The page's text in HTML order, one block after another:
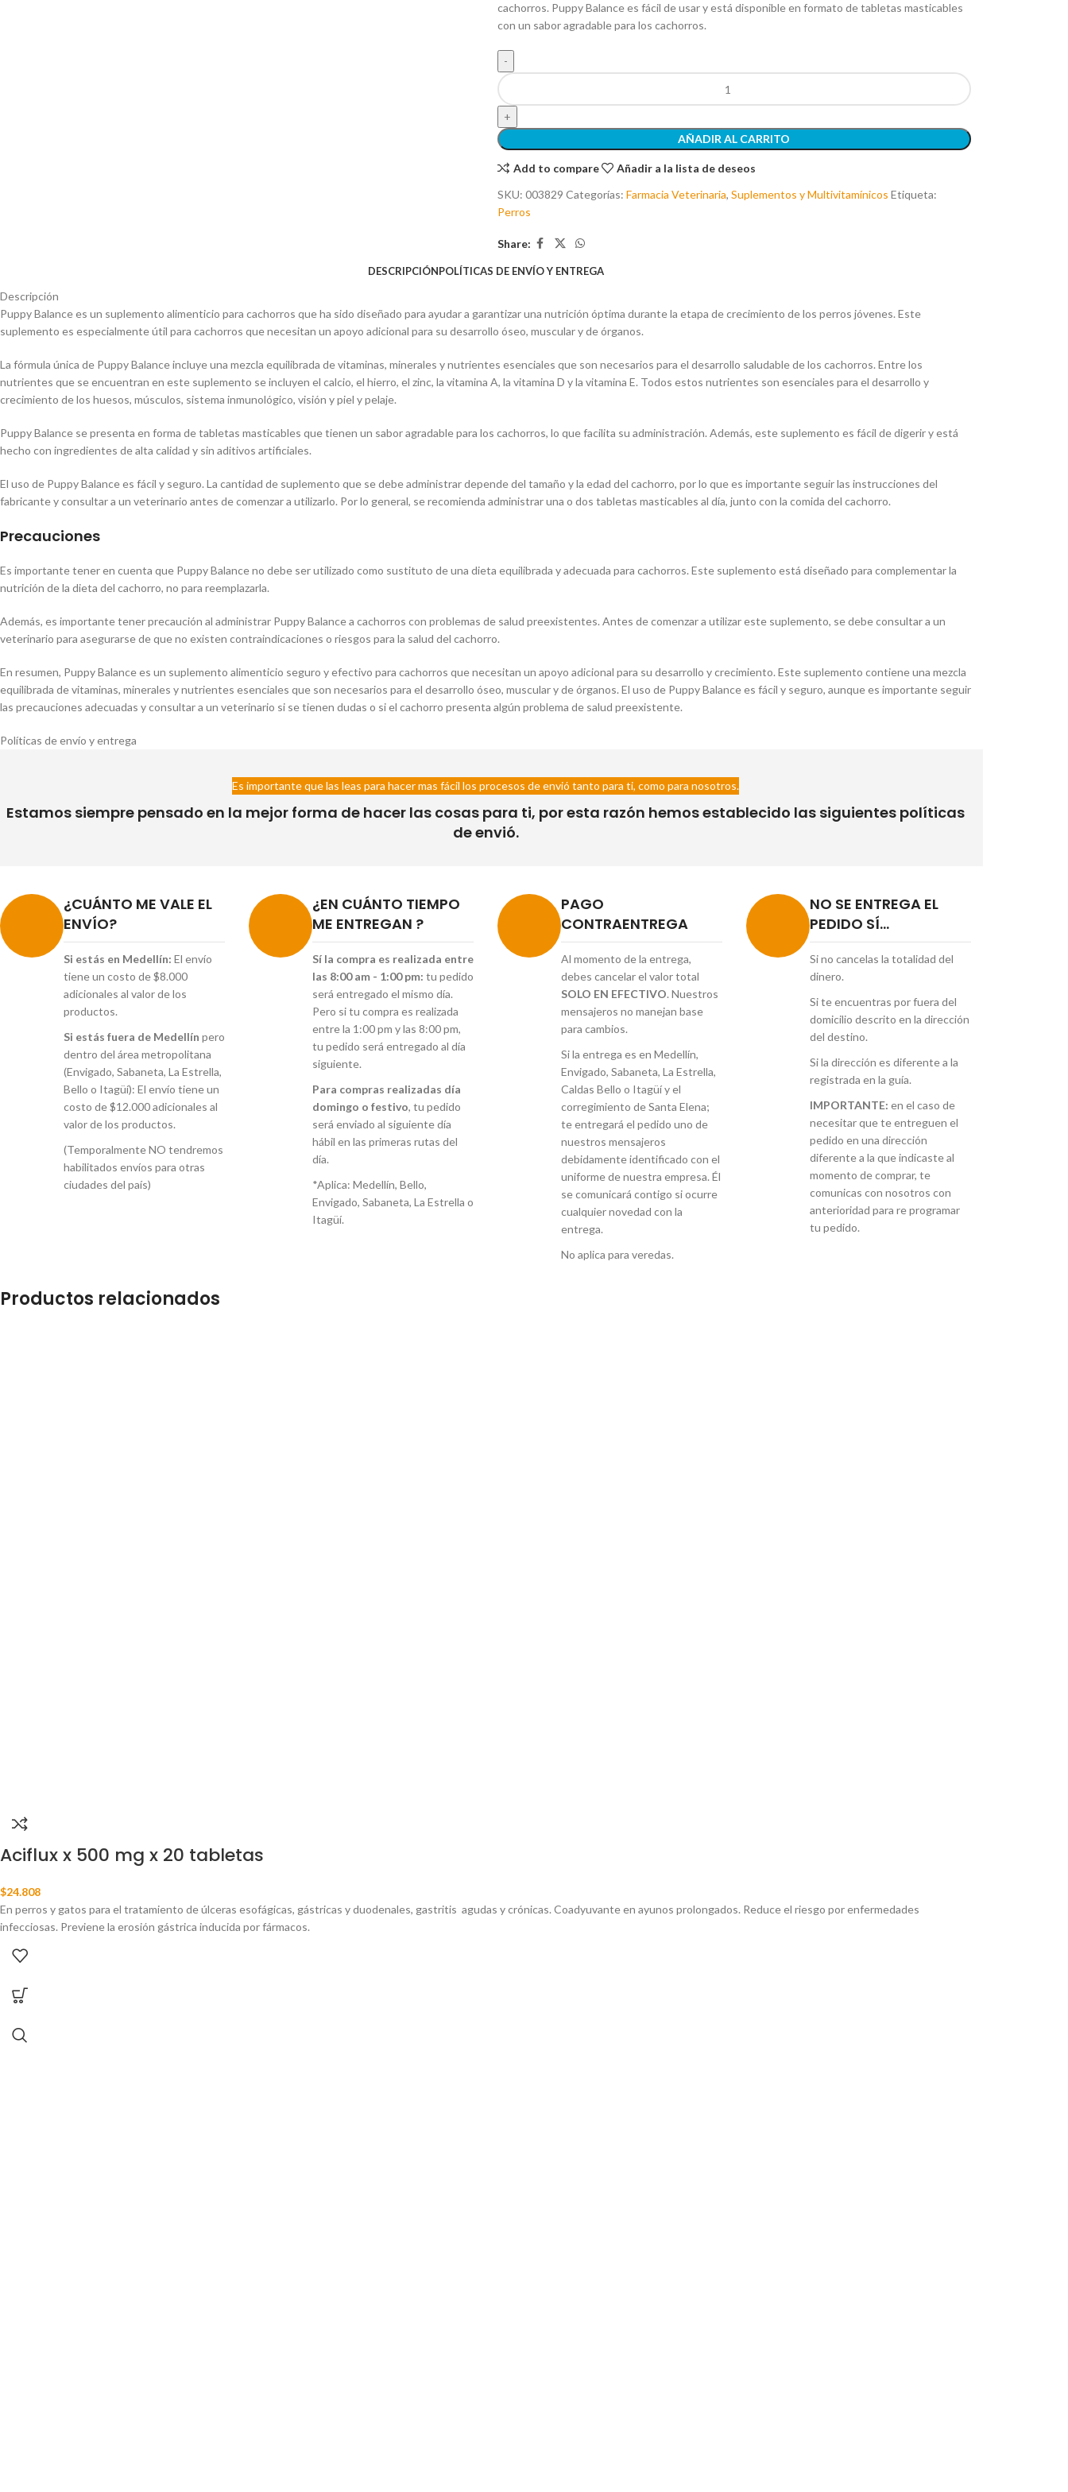
cachorros. Puppy Balance es fácil de usar y está disponible en formato de tabletas masticables
con un sabor agradable para los cachorros.
AÑADIR AL CARRITO
Add to compare
Añadir a la lista de deseos
SKU: 003829 Categorías: Farmacia Veterinaria, Suplementos y Multivitamínicos Etiqueta:
Perros
Share:
DESCRIPCIÓNPOLÍTICAS DE ENVÍO Y ENTREGA
Descripción
Puppy Balance es un suplemento alimenticio para cachorros que ha sido diseñado para ayudar a garantizar una nutrición óptima durante la etapa de crecimiento de los perros jóvenes. Este
suplemento es especialmente útil para cachorros que necesitan un apoyo adicional para su desarrollo óseo, muscular y de órganos.
La fórmula única de Puppy Balance incluye una mezcla equilibrada de vitaminas, minerales y nutrientes esenciales que son necesarios para el desarrollo saludable de los cachorros. Entre los
nutrientes que se encuentran en este suplemento se incluyen el calcio, el hierro, el zinc, la vitamina A, la vitamina D y la vitamina E. Todos estos nutrientes son esenciales para el desarrollo y
crecimiento de los huesos, músculos, sistema inmunológico, visión y piel y pelaje.
Puppy Balance se presenta en forma de tabletas masticables que tienen un sabor agradable para los cachorros, lo que facilita su administración. Además, este suplemento es fácil de digerir y está
hecho con ingredientes de alta calidad y sin aditivos artificiales.
El uso de Puppy Balance es fácil y seguro. La cantidad de suplemento que se debe administrar depende del tamaño y la edad del cachorro, por lo que es importante seguir las instrucciones del
fabricante y consultar a un veterinario antes de comenzar a utilizarlo. Por lo general, se recomienda administrar una o dos tabletas masticables al día, junto con la comida del cachorro.
Precauciones
Es importante tener en cuenta que Puppy Balance no debe ser utilizado como sustituto de una dieta equilibrada y adecuada para cachorros. Este suplemento está diseñado para complementar la
nutrición de la dieta del cachorro, no para reemplazarla.
Además, es importante tener precaución al administrar Puppy Balance a cachorros con problemas de salud preexistentes. Antes de comenzar a utilizar este suplemento, se debe consultar a un
veterinario para asegurarse de que no existen contraindicaciones o riesgos para la salud del cachorro.
En resumen, Puppy Balance es un suplemento alimenticio seguro y efectivo para cachorros que necesitan un apoyo adicional para su desarrollo y crecimiento. Este suplemento contiene una mezcla
equilibrada de vitaminas, minerales y nutrientes esenciales que son necesarios para el desarrollo óseo, muscular y de órganos. El uso de Puppy Balance es fácil y seguro, aunque es importante seguir
las precauciones adecuadas y consultar a un veterinario si se tienen dudas o si el cachorro presenta algún problema de salud preexistente.
Políticas de envío y entrega
Es importante que las leas para hacer mas fácil los procesos de envió tanto para ti, como para nosotros.
Estamos siempre pensado en la mejor forma de hacer las cosas para ti, por esta razón hemos establecido las siguientes políticas
de envió.
¿CUÁNTO ME VALE EL
ENVÍO?
Si estás en Medellín: El envío
tiene un costo de $8.000
adicionales al valor de los
productos.
Si estás fuera de Medellín pero
dentro del área metropolitana
(Envigado, Sabaneta, La Estrella,
Bello o Itagüí): El envío tiene un
costo de $12.000 adicionales al
valor de los productos.
(Temporalmente NO tendremos
habilitados envíos para otras
ciudades del país)
¿EN CUÁNTO TIEMPO
ME ENTREGAN ?
Sí la compra es realizada entre
las 8:00 am - 1:00 pm: tu pedido
será entregado el mismo día.
Pero si tu compra es realizada
entre la 1:00 pm y las 8:00 pm,
tu pedido será entregado al día
siguiente.
Para compras realizadas día
domingo o festivo, tu pedido
será enviado al siguiente día
hábil en las primeras rutas del
día.
*Aplica: Medellín, Bello,
Envigado, Sabaneta, La Estrella o
Itagüí.
PAGO
CONTRAENTREGA
Al momento de la entrega,
debes cancelar el valor total
SOLO EN EFECTIVO. Nuestros
mensajeros no manejan base
para cambios.
Si la entrega es en Medellín,
Envigado, Sabaneta, La Estrella,
Caldas Bello o Itagüí y el
corregimiento de Santa Elena;
te entregará el pedido uno de
nuestros mensajeros
debidamente identificado con el
uniforme de nuestra empresa. Él
se comunicará contigo si ocurre
cualquier novedad con la
entrega.
No aplica para veredas.
NO SE ENTREGA EL
PEDIDO SÍ...
Si no cancelas la totalidad del
dinero.
Si te encuentras por fuera del
domicilio descrito en la dirección
del destino.
Si la dirección es diferente a la
registrada en la guía.
IMPORTANTE: en el caso de
necesitar que te entreguen el
pedido en una dirección
diferente a la que indicaste al
momento de comprar, te
comunicas con nosotros con
anterioridad para re programar
tu pedido.
Productos relacionados
Aciflux x 500 mg x 20 tabletas
$24.808
En perros y gatos para el tratamiento de úlceras esofágicas, gástricas y duodenales, gastritis agudas y crónicas. Coadyuvante en ayunos prolongados. Reduce el riesgo por enfermedades
infecciosas. Previene la erosión gástrica inducida por fármacos.